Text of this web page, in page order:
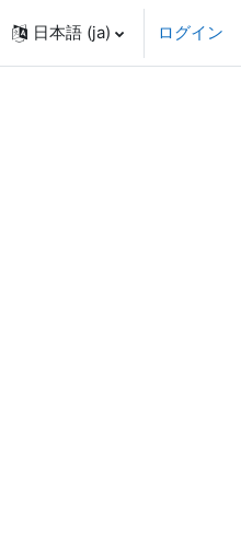
日本語 ‎(ja)‎ ログイン